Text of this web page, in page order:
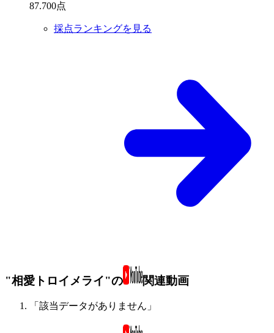
87.700点
採点ランキングを見る
"相愛トロイメライ"の 関連動画
「該当データがありません」